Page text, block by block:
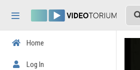
Home
Log In